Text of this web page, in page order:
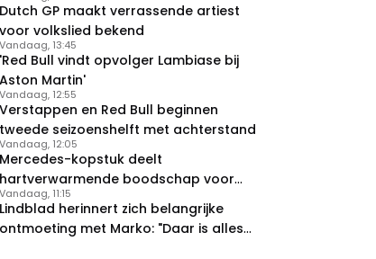
Dutch GP maakt verrassende artiest
voor volkslied bekend
'Red Bull vindt opvolger Lambiase bij
Aston Martin'
Vandaag, 13:45
Verstappen en Red Bull beginnen
tweede seizoenshelft met achterstand
Vandaag, 12:55
Mercedes-kopstuk deelt
hartverwarmende boodschap voor
overstap naar Red Bull
Vandaag, 12:05
Lindblad herinnert zich belangrijke
ontmoeting met Marko: "Daar is alles
Vandaag, 11:15